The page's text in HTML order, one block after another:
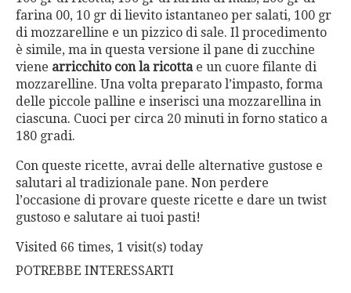
farina 00, 10 gr di lievito istantaneo per salati, 100 gr
di mozzarelline e un pizzico di sale. Il procedimento
è simile, ma in questa versione il pane di zucchine
viene arricchito con la ricottae un cuore filante di
mozzarelline. Una volta preparato l’impasto, forma
delle piccole palline e inserisci una mozzarellina in
ciascuna. Cuoci per circa 20 minuti in forno statico a
180 gradi.
Con queste ricette, avrai delle alternative gustose e
salutari al tradizionale pane. Non perdere
l’occasione di provare queste ricette e dare un twist
gustoso e salutare ai tuoi pasti!
Visited 66 times, 1 visit(s) today
POTREBBE INTERESSARTI